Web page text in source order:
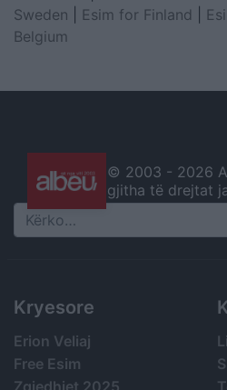
Sweden
Esim for Finland
Belgium
© 2003 - 2026
gjitha të drejtat
Search
Kryesore
Erion Veliaj
Free Esim
Zgjedhjet 2025